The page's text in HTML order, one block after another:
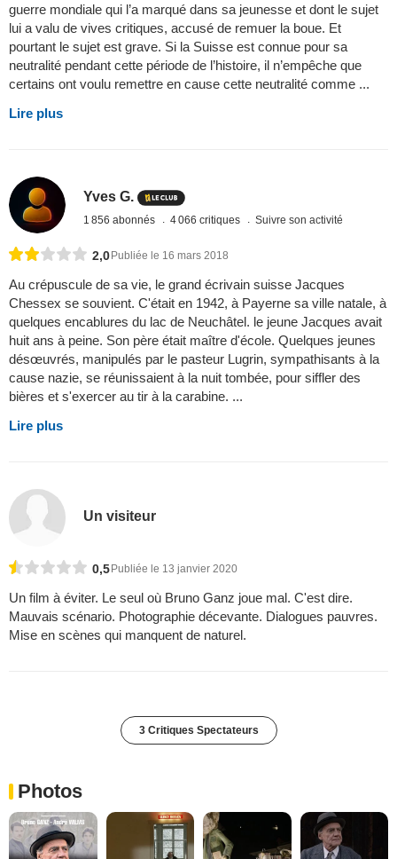
guerre mondiale qui l’a marqué dans sa jeunesse et dont le sujet
lui a valu de vives critiques, accusé de remuer la boue. Et
pourtant le sujet est grave. Si la Suisse est connue pour sa
neutralité pendant cette période de l’histoire, il n’empêche que
certains ont voulu remettre en cause cette neutralité comme ...
Lire plus
Yves G.
1 856 abonnés 4 066 critiques Suivre son activité
2,0 Publiée le 16 mars 2018
Au crépuscule de sa vie, le grand écrivain suisse Jacques
Chessex se souvient. C'était en 1942, à Payerne sa ville natale, à
quelques encablures du lac de Neuchâtel. le jeune Jacques avait
huit ans à peine. Son père était maître d'école. Quelques jeunes
désœuvrés, manipulés par le pasteur Lugrin, sympathisants à la
cause nazie, se réunissaient à la nuit tombée, pour siffler des
bières et s'exercer au tir à la carabine. ...
Lire plus
Un visiteur
0,5Publiée le 13 janvier 2020
Un film à éviter. Le seul où Bruno Ganz joue mal. C'est dire.
Mauvais scénario. Photographie décevante. Dialogues pauvres.
Mise en scènes qui manquent de naturel.
3 Critiques Spectateurs
Photos